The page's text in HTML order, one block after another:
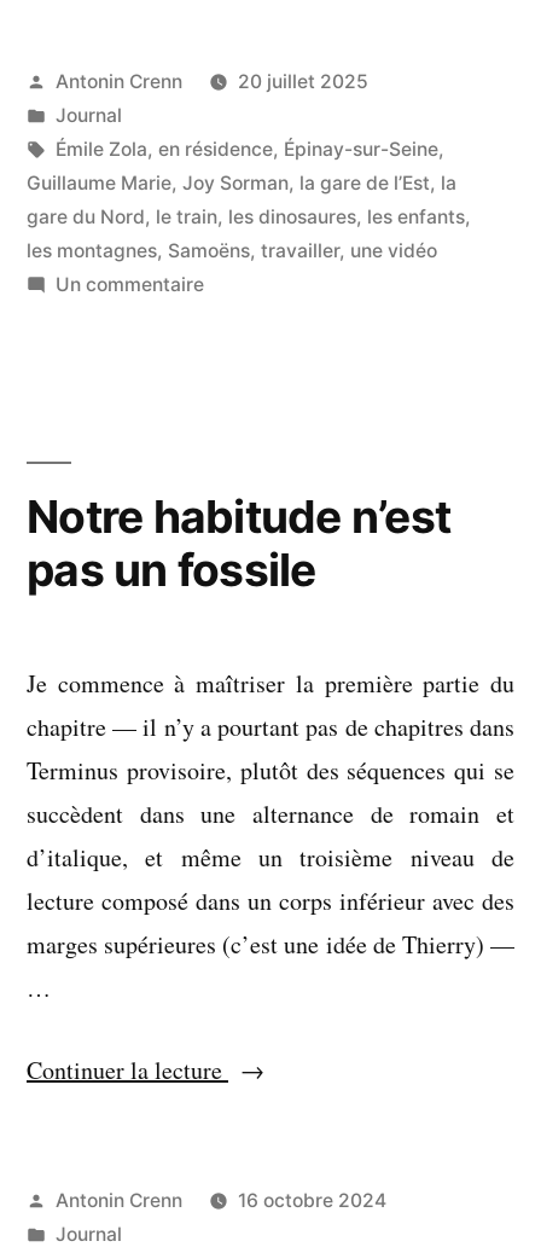
Publié
par
Antonin Crenn
20 juillet 2025
Publié
dans
Journal
Étiquettes :
Émile Zola, en résidence, Épinay-sur-Seine,
Guillaume Marie, Joy Sorman, la gare de l’Est, la
gare du Nord, le train, les dinosaures, les enfants,
les montagnes, Samoëns, travailler, une vidéo
Un commentairesur
Notre habitude n’est
pas un fossile
Je commence à maîtriser la première partie du
chapitre — il n’y a pourtant pas de chapitres dans
Terminus provisoire, plutôt des séquences qui se
succèdent dans une alternance de romain et
d’italique, et même un troisième niveau de
lecture composé dans un corps inférieur avec des
marges supérieures (c’est une idée de Thierry) —
…
Continuer la lecture « Notre
pas
Publié
par
Antonin Crenn
16 octobre 2024
Publié
Journal